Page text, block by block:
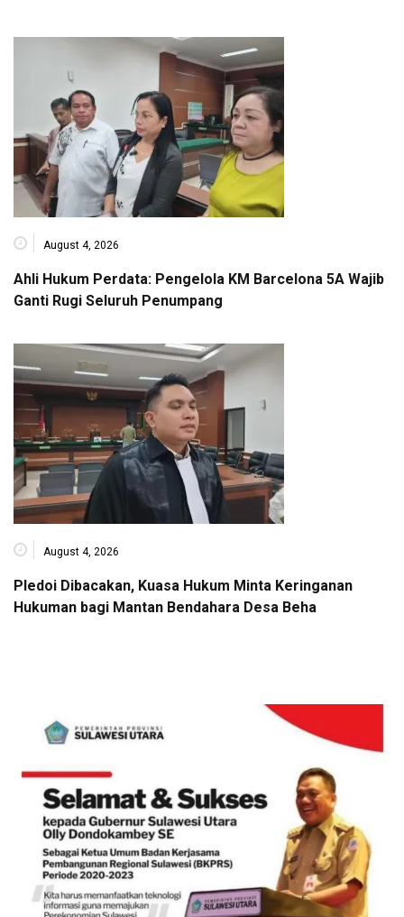
August 4, 2026
Ahli Hukum Perdata: Pengelola KM Barcelona 5A Wajib
Ganti Rugi Seluruh Penumpang
August 4, 2026
Pledoi Dibacakan, Kuasa Hukum Minta Keringanan
Hukuman bagi Mantan Bendahara Desa Beha